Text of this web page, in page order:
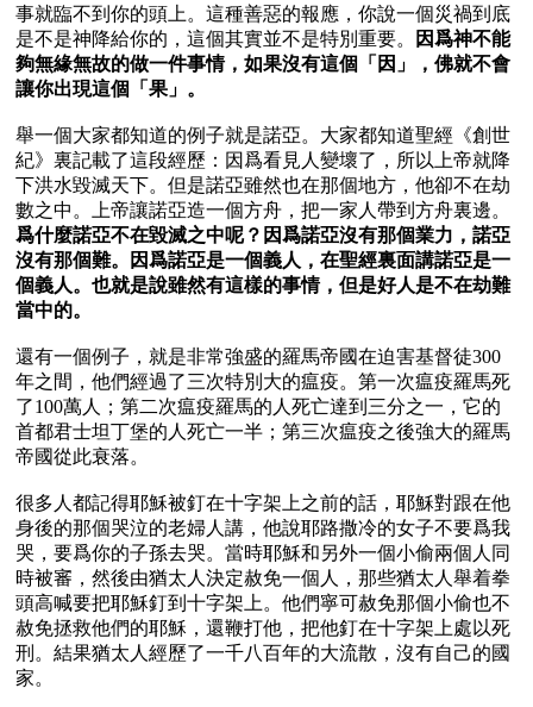
事就臨不到你的頭上。這種善惡的報應，你說一個災禍到底
是不是神降給你的，這個其實並不是特別重要。
因爲神不能
夠無緣無故的做一件事情，如果沒有這個「因」，佛就不會
讓你出現這個「果」。
舉一個大家都知道的例子就是諾亞。大家都知道聖經《創世
紀》裏記載了這段經歷：因爲看見人變壞了，所以上帝就降
下洪水毀滅天下。但是諾亞雖然也在那個地方，他卻不在劫
數之中。上帝讓諾亞造一個方舟，把一家人帶到方舟裏邊。
爲什麼諾亞不在毀滅之中呢？因爲諾亞沒有那個業力，諾亞
沒有那個難。因爲諾亞是一個義人，在聖經裏面講諾亞是一
個義人。也就是說雖然有這樣的事情，但是好人是不在劫難
當中的。
還有一個例子，就是非常強盛的羅馬帝國在迫害基督徒300
年之間，他們經過了三次特別大的瘟疫。第一次瘟疫羅馬死
了100萬人；第二次瘟疫羅馬的人死亡達到三分之一，它的
首都君士坦丁堡的人死亡一半；第三次瘟疫之後強大的羅馬
帝國從此衰落。
很多人都記得耶穌被釘在十字架上之前的話，耶穌對跟在他
身後的那個哭泣的老婦人講，他說耶路撒冷的女子不要爲我
哭，要爲你的子孫去哭。當時耶穌和另外一個小偷兩個人同
時被審，然後由猶太人決定赦免一個人，那些猶太人舉着拳
頭高喊要把耶穌釘到十字架上。他們寧可赦免那個小偷也不
赦免拯救他們的耶穌，還鞭打他，把他釘在十字架上處以死
刑。結果猶太人經歷了一千八百年的大流散，沒有自己的國
家。